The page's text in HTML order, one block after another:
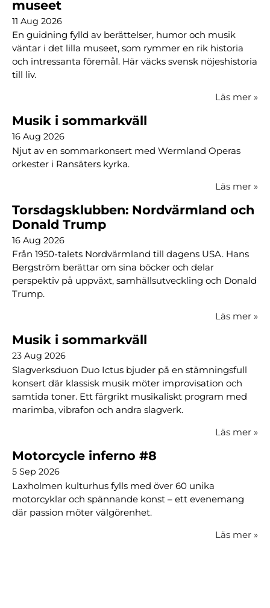
museet
11 Aug 2026
En guidning fylld av berättelser, humor och musik
väntar i det lilla museet, som rymmer en rik historia
och intressanta föremål. Här väcks svensk nöjeshistoria
till liv.
Läs mer »
Musik i sommarkväll
16 Aug 2026
Njut av en sommarkonsert med Wermland Operas
orkester i Ransäters kyrka.
Läs mer »
Torsdagsklubben: Nordvärmland och
Donald Trump
16 Aug 2026
Från 1950-talets Nordvärmland till dagens USA. Hans
Bergström berättar om sina böcker och delar
perspektiv på uppväxt, samhällsutveckling och Donald
Trump.
Läs mer »
Musik i sommarkväll
23 Aug 2026
Slagverksduon Duo Ictus bjuder på en stämningsfull
konsert där klassisk musik möter improvisation och
samtida toner. Ett färgrikt musikaliskt program med
marimba, vibrafon och andra slagverk.
Läs mer »
Motorcycle inferno #8
5 Sep 2026
Laxholmen kulturhus fylls med över 60 unika
motorcyklar och spännande konst – ett evenemang
där passion möter välgörenhet.
Läs mer »